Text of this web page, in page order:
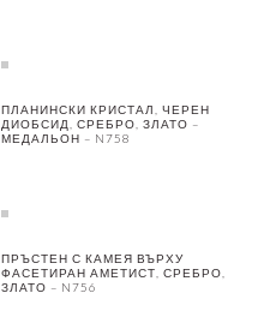
ПЛАНИНСКИ КРИСТАЛ, ЧЕРЕН
ДИОБСИД, СРЕБРО, ЗЛАТО –
МЕДАЛЬОН – N758
ПРЪСТЕН С КАМЕЯ ВЪРХУ
ФАСЕТИРАН АМЕТИСТ, СРЕБРО,
ЗЛАТО – N756